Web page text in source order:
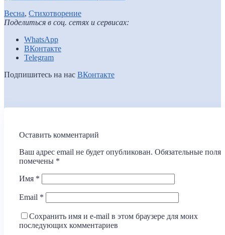
Весна, Стихотворение
Поделиться в соц. сетях и сервисах:
WhatsApp
ВКонтакте
Telegram
Подпишитесь на нас ВКонтакте
Оставить комментарий
Ваш адрес email не будет опубликован. Обязательные поля
помечены *
Имя *
Email *
Сохранить имя и e-mail в этом браузере для моих
последующих комментариев